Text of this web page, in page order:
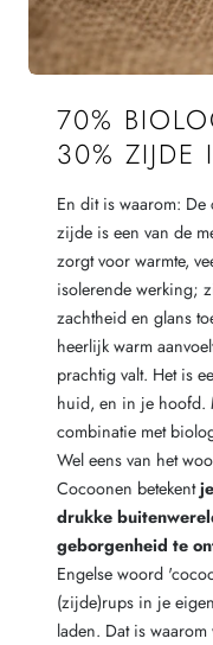
70%
30% ZIJDE
En dit is waarom:
zijde is een van de
zorgt voor warmte,
isolerende werking;
zachtheid en glans
heerlijk warm
prachtig valt. Het is
huid, en in je hoofd.
combinatie met
Wel eens van het
Cocoonen betekent
drukke
geborgenheid te
Engelse woord
(zijde)rups in je
laden. Dat is